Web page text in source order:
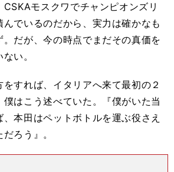
CSKAモスクワでチャンピオンズリ
でいるのだから、実力は確かなも
だが、今の時点でまだその真価を
い。
すれば、イタリアへ来て最初の２
はこう述べていた。『僕がいた当
本田はペットボトルを運ぶ役さえ
ろう』。